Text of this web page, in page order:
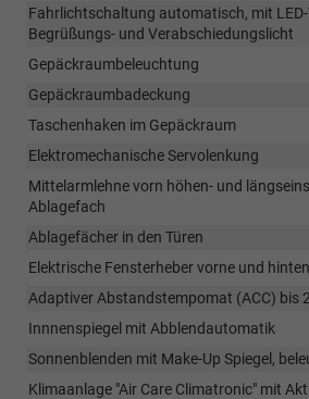
Fahrlichtschaltung automatisch, mit
Begrüßungs- und Verabschiedungslicht
Gepäckraumbeleuchtung
Gepäckraumbadeckung
Taschenhaken im Gepäckraum
Elektromechanische Servolenkung
Mittelarmlehne vorn höhen- und
Ablagefach
Ablagefächer in den Türen
Elektrische Fensterheber vorne und hinten
Adaptiver Abstandstempomat (ACC) bis
Innnenspiegel mit Abblendautomatik
Sonnenblenden mit Make-Up Spiegel,
Klimaanlage "Air Care Climatronic" mit